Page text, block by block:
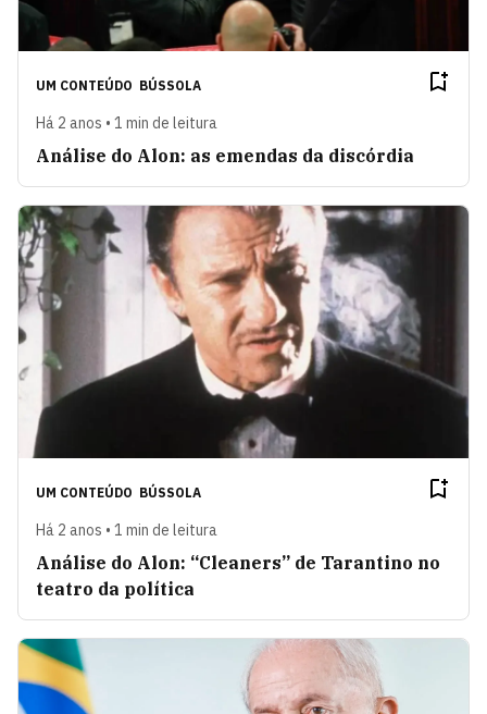
UM CONTEÚDO BÚSSOLA
Há 2 anos • 1 min de leitura
Análise do Alon: as emendas da discórdia
UM CONTEÚDO BÚSSOLA
Há 2 anos • 1 min de leitura
Análise do Alon: “Cleaners” de Tarantino no
teatro da política